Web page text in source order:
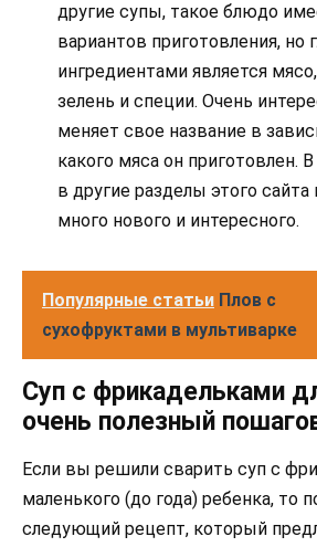
другие супы, такое блюдо
вариантов приготовления, но
ингредиентами является
зелень и специи. Очень
меняет свое название в
какого мяса он приготовлен.
в другие разделы этого
много нового и интересного.
Популярные статьи Плов с
сухофруктами в мультиварке
Суп с фрикадельками
очень полезный
Если вы решили сварить суп с
маленького (до года) ребенка, то
следующий рецепт, который